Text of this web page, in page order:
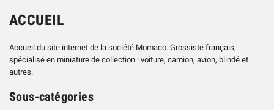
ACCUEIL
Accueil du site internet de la société Momaco. Grossiste français,
spécialisé en miniature de collection : voiture, camion, avion, blindé et
autres.
Sous-catégories